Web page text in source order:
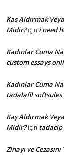
Kaş Aldırmak
Midir?için i need
Kadınlar Cuma
custom essays
Kadınlar Cuma
tadalafil softsules
Kaş Aldırmak
Midir?için
Zinayı ve